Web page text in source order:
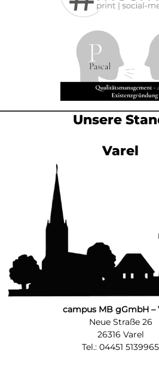
Unsere
Varel
campus MB gGmbH –
Neue Straße 26
26316 Varel
Tel.: 04451 5139965